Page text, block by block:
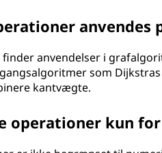
anvendes
finder anvendelser i
som
kantvægte.
operationer kun